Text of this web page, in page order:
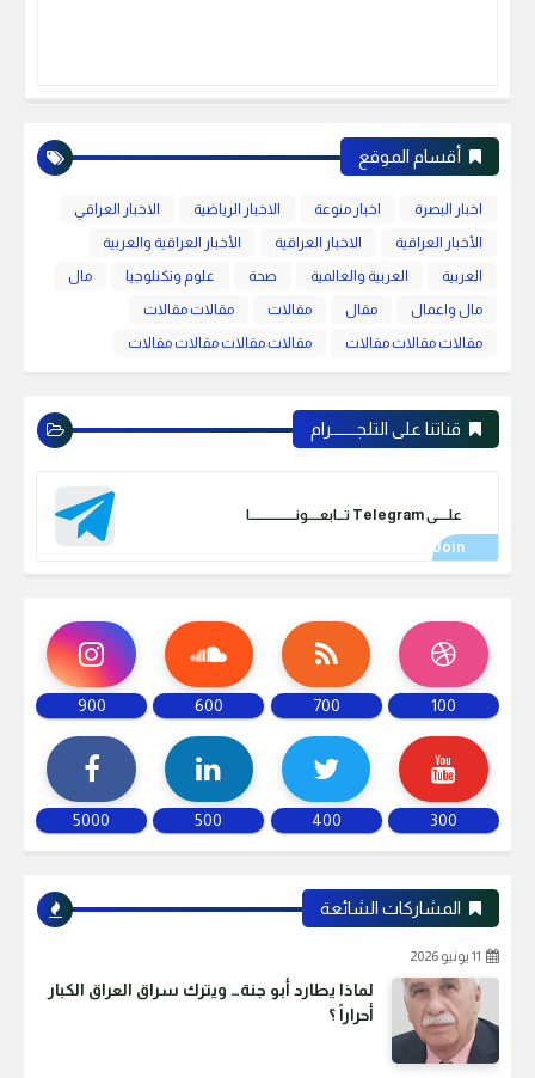
أقسام الموقع
اخبار البصرة اخبار منوعة الاخبار الرياضية
الاخبار العراقي
الأخبار العراقية
الاخبار العراقية
الأخبار العراقية والعربية
العربية
العربية والعالمية صحة علوم وتكنلوجيا
مال
مال واعمال
مقال مقالات
مقالات مقالات
مقالات مقالات مقالات
مقالات مقالات مقالات مقالات
قناتنا على التلجـــــــرام
علـــــى Telegram تـــابعـــــونـــــــــــــــــــا
100
700
600
900
300
400
500
5000
المشاركات الشائعة
11 يونيو 2026
لماذا يطارد أبو جنة… ويترك سراق العراق الكبار
أحراراً ؟